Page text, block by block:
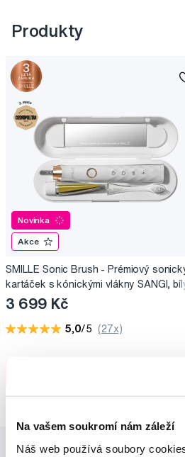
Na vašem soukromí nám záleží
Náš web používá soubory
Produkty
Novinka
Akce
SMILLE Sonic Brush - Prémiový
kartáček s kónickými vlákny SANGI,
3 699 Kč
5,0/5 (27x)